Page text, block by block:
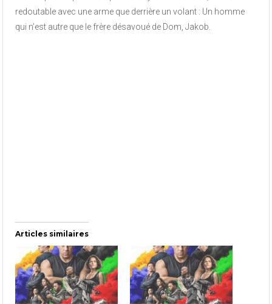
redoutable avec une arme que derrière un volant : Un homme
qui n’est autre que le frère désavoué de Dom, Jakob.
Articles similaires